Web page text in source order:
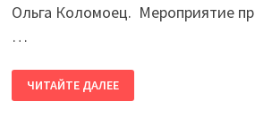
Ольга Коломоец. Мероприятие
…
ЮРИДИЧЕСКИЙ
СЕМИНАР
ПРОШЕЛ
ЧИТАЙТЕ ДАЛЕЕ